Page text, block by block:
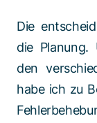
Die
die Planung.
den
habe ich zu